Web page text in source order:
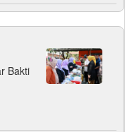
Bakti